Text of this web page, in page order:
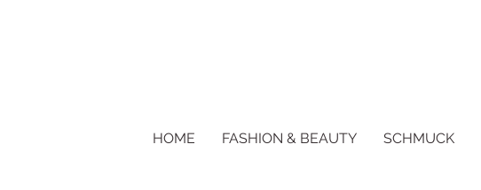
HOME FASHION & BEAUTY SCHMUCK